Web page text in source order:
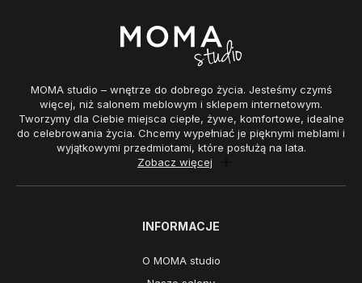
MOMA studio – wnętrze do dobrego życia. Jesteśmy czymś
więcej, niż salonem meblowym i sklepem internetowym.
Tworzymy dla Ciebie miejsca ciepłe, żywe, komfortowe, idealne
do celebrowania życia. Chcemy wypełniać je pięknymi meblami i
wyjątkowymi przedmiotami, które posłużą na lata.
Zobacz więcej
INFORMACJE
O MOMA studio